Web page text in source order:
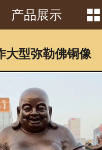
首页
客户见证
常识问答
产品展示 
大型弥勒佛铜像